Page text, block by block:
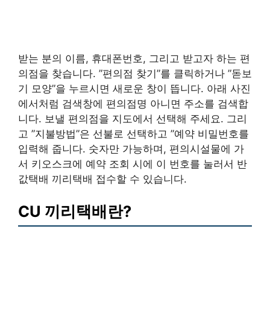
받는 분의 이름, 휴대폰번호, 그리고 받고자 하는 편
의점을 찾습니다. ”편의점 찾기”를 클릭하거나 ”돋보
기 모양”을 누르시면 새로운 창이 뜹니다. 아래 사진
에서처럼 검색창에 편의점명 아니면 주소를 검색합
니다. 보낼 편의점을 지도에서 선택해 주세요. 그리
고 ”지불방법”은 선불로 선택하고 ”예약 비밀번호를
입력해 줍니다. 숫자만 가능하며, 편의시설물에 가
서 키오스크에 예약 조회 시에 이 번호를 눌러서 반
값택배 끼리택배 접수할 수 있습니다.
CU 끼리택배란?